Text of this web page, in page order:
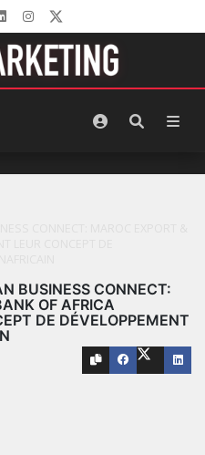
BUSINESS CONNECT:
OF AFRICA
DE DÉVELOPPEMENT